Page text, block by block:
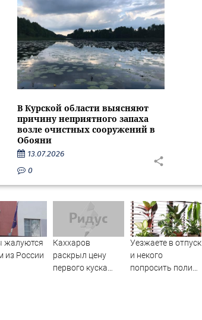
В Курской области выясняют
причину неприятного запаха
возле очистных сооружений в
Обояни
13.07.2026
0
жалуются
из России
Каххаров
раскрыл цену
первого куска
Уезжаете в отпуск
и некого
попросить полить